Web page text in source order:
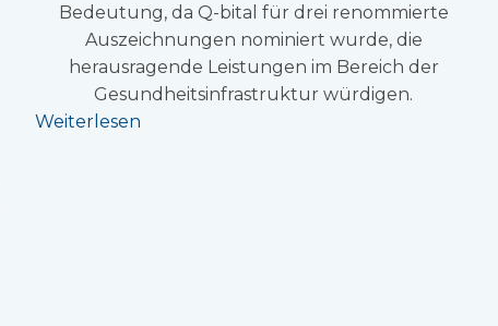
Bedeutung, da Q-bital für drei renommierte
Auszeichnungen nominiert wurde, die
herausragende Leistungen im Bereich der
Gesundheitsinfrastruktur würdigen.
Weiterlesen